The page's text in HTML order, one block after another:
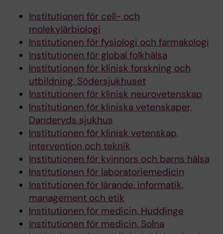
Institutionen för cell- och
molekylärbiologi
Institutionen för fysiologi och farmakologi
Institutionen för global folkhälsa
Institutionen för klinisk forskning och
utbildning, Södersjukhuset
Institutionen för klinisk neurovetenskap
Institutionen för kliniska vetenskaper,
Danderyds sjukhus
Institutionen för klinisk vetenskap,
intervention och teknik
Institutionen för kvinnors och barns hälsa
Institutionen för laboratoriemedicin
Institutionen för lärande, informatik,
management och etik
Institutionen för medicin, Huddinge
Institutionen för medicin, Solna